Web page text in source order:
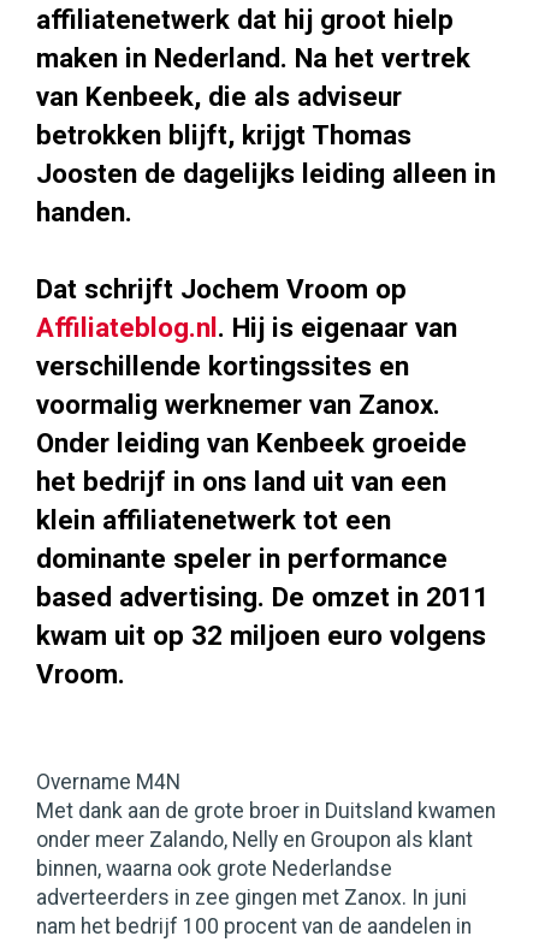
affiliatenetwerk dat hij groot hielp
maken in Nederland. Na het vertrek
van Kenbeek, die als adviseur
betrokken blijft, krijgt Thomas
Joosten de dagelijks leiding alleen in
handen.
Dat schrijft Jochem Vroom op
Affiliateblog.nl . Hij is eigenaar van
verschillende kortingssites en
voormalig werknemer van Zanox.
Onder leiding van Kenbeek groeide
het bedrijf in ons land uit van een
klein affiliatenetwerk tot een
dominante speler in performance
based advertising. De omzet in 2011
kwam uit op 32 miljoen euro volgens
Vroom.
Overname M4N
Met dank aan de grote broer in Duitsland kwamen
onder meer Zalando, Nelly en Groupon als klant
binnen, waarna ook grote Nederlandse
adverteerders in zee gingen met Zanox. In juni
nam het bedrijf 100 procent van de aandelen in